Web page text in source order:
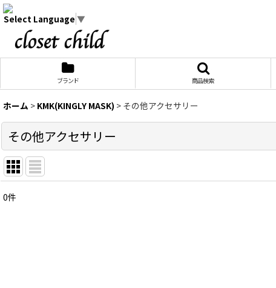
Select Language ▼
ブランド 商品検索
ホーム > KMK(KINGLY MASK) > その他アクセサリー
その他アクセサリー
表示数
0件